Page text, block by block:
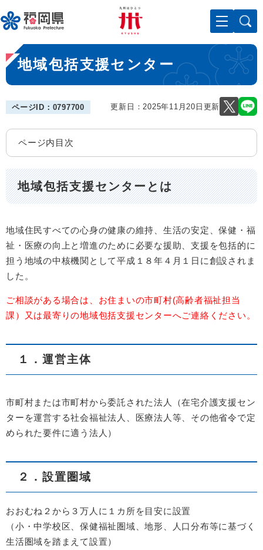
ー
ジ
先
頭
で
メニューを飛ばして本文へ
本
文
地域包括支援センター
ページID：0797700 更新日：2025年11月20日更新
ページ内目次
地域包括支援センターとは
地域住民すべての心身の健康の維持、生活の安定、保健・福
祉・医療の向上と増進のために必要な援助、支援を包括的に
担う地域の中核機関として平成１８年４月１日に創設されま
した。
ご相談がある場合は、お住まいの市町村(高齢者福祉担当
課）又は最寄りの地域包括支援センターへご連絡ください。
１．運営主体
市町村または市町村から委託された法人（在宅介護支援セン
ターを運営する社会福祉法人、医療法人等、その他省令で定
められた要件に適う法人）
２．設置圏域
おおむね２から３万人に１カ所を目安に設置
（小・中学校区、保健福祉圏域、地形、人口分布等に基づく
生活圏域を踏まえて設置）